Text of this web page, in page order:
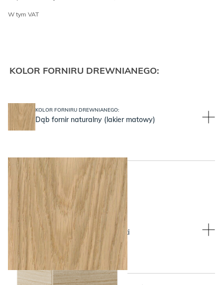
W tym VAT
KOLOR FORNIRU DREWNIANEGO:
KOLOR FORNIRU DREWNIANEGO:
Dąb fornir naturalny (lakier matowy)
WYBIERZ KOLOR NÓŻEK:
WYBIERZ KOLOR NÓŻEK:
Dębowe nogi i czarne druciki